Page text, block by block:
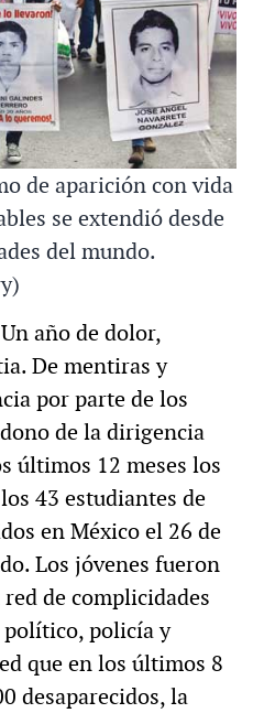
de aparición con vida
se extendió desde
del mundo.
año de dolor,
De mentiras y
por parte de los
de la dirigencia
últimos 12 meses los
43 estudiantes de
en México el 26 de
Los jóvenes fueron
de complicidades
político, policía y
que en los últimos 8
desaparecidos, la